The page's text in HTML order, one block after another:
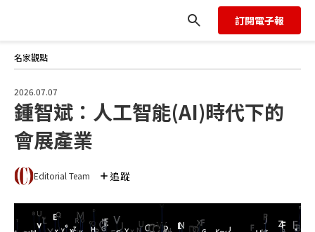
訂閱電子報
名家觀點
2026.07.07
鍾智斌：⼈⼯智能(AI)時代下的
會展產業
Editorial Team 追蹤